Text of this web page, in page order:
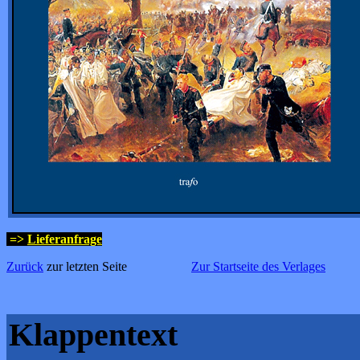
=> Lieferanfrage
Zurück zur letzten Seite Zur Startseite des Verlages
Klappentext